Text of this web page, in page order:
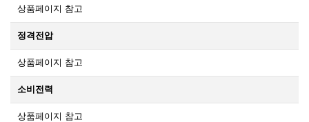
상품페이지 참고
정격전압
상품페이지 참고
소비전력
상품페이지 참고